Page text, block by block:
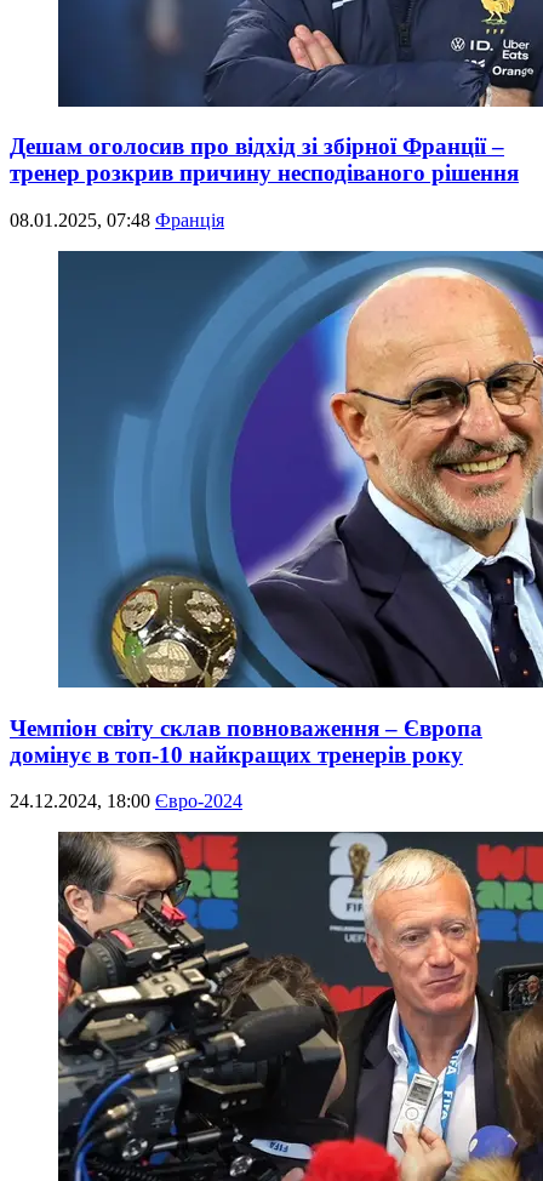
Дешам оголосив про відхід зі збірної Франції –
тренер розкрив причину несподіваного рішення
08.01.2025, 07:48 Франція
Чемпіон світу склав повноваження – Європа
домінує в топ-10 найкращих тренерів року
24.12.2024, 18:00 Євро-2024